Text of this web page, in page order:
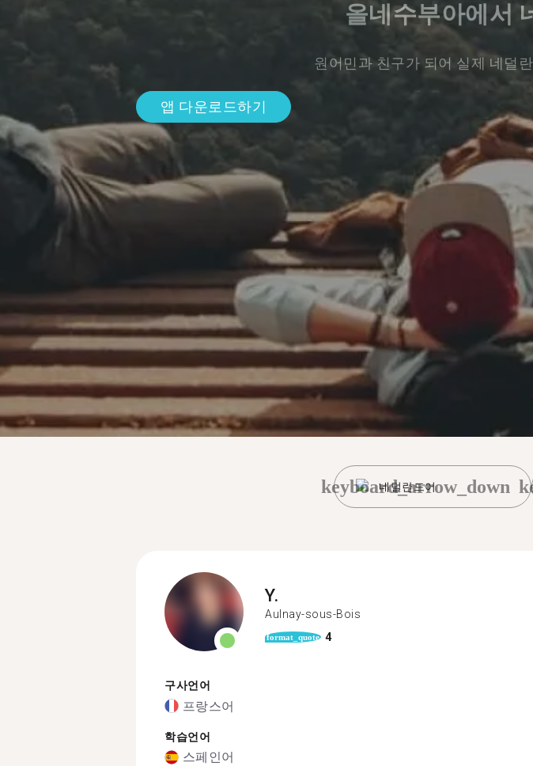
올네수부아에서
원어민과 친구가 되어 실제 네덜
앱 다운로드하기
네덜란드어
keyboard_arrow_down
Y.
Aulnay-sous-Bois
format_quote 4
구사언어
프랑스어
학습언어
스페인어